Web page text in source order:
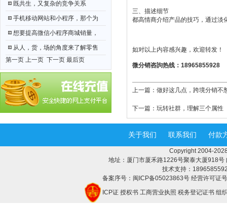
既共生，又复杂的竞争关系
手机移动网站和小程序，那个为
想要提高微信小程序商城销量，
从人，货，场的角度来了解零售
第一页 上一页 下一页 最后页
三、描述细节
都高情商介绍产品的技巧，通过淡
如对以上内容感兴趣，欢迎转发！
微分销咨訽热线：18965855928
上一篇： 做好这几点，跨境分销不
下一篇： 玩转社群，理解三个属性
关于我们 联系我们 付款
Copyright 2004-
地址：厦门市厦禾路1226号聚泰大厦918
技术支持：
备案序号：闽ICP备05023863号 经营许可证
ICP证 授权书 工商营业执照 税务登记证书 组